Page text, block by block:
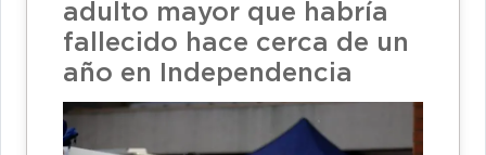
adulto mayor que habría
fallecido hace cerca de un
año en Independencia